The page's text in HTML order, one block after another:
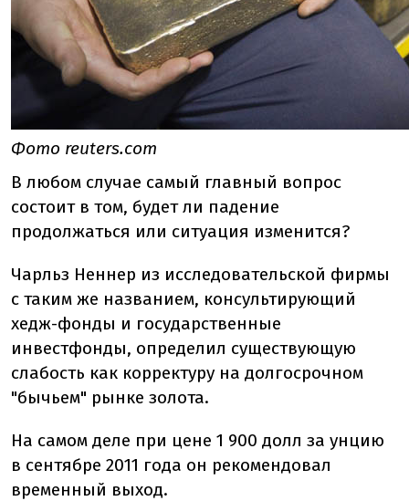
Фото reuters.com
В любом случае самый главный вопрос
состоит в том, будет ли падение
продолжаться или ситуация изменится?
Чарльз Неннер из исследовательской фирмы
с таким же названием, консультирующий
хедж-фонды и государственные
инвестфонды, определил существующую
слабость как корректуру на долгосрочном
"бычьем" рынке золота.
На самом деле при цене 1 900 долл за унцию
в сентябре 2011 года он рекомендовал
временный выход.